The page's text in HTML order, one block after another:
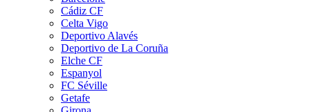
Cádiz CF
Celta Vigo
Deportivo Alavés
Deportivo de La Coruña
Elche CF
Espanyol
FC Séville
Getafe